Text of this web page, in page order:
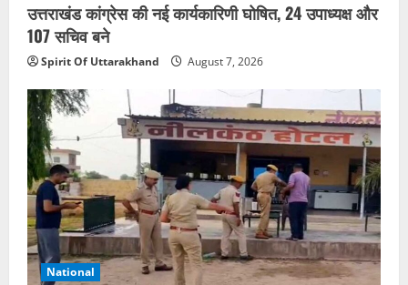
उत्तराखंड कांग्रेस की नई कार्यकारिणी घोषित, 24 उपाध्यक्ष और
107 सचिव बने
Spirit Of Uttarakhand August 7, 2026
National